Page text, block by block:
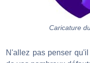
Caricature
N'allez pas penser